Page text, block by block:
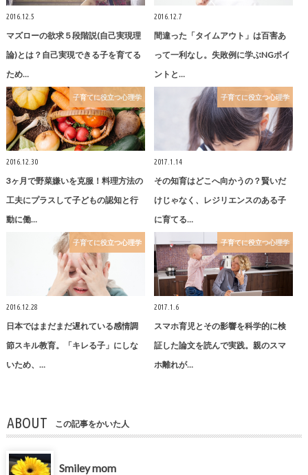
2016.12.5
マズローの欲求５段階説(自己実現理
論)とは？自己実現できる子を育てる
ため…
2016.12.7
間違った「タイムアウト」は百害あ
って一利なし。失敗例に学ぶNGポイ
ントと…
子育てに役立つ心理学
2016.12.30
3ヶ月で野菜嫌いを克服！料理方法の
工夫にプラスして子どもの認知と行
動に働…
子育てに役立つ心理学
2017.1.14
その知育はどこへ向かうの？賢いだ
けじゃなく、レジリエンスのある子
に育てる…
子育てに役立つ心理学
2016.12.28
日本ではまだまだ遅れている感情調
節スキル教育。「キレる子」にしな
いため、…
子育てに役立つ心理学
2017.1.6
スマホ育児とその影響を科学的に検
証した論文を読んで実践。親のスマ
ホ離れが…
ABOUT この記事をかいた人
Smiley mom